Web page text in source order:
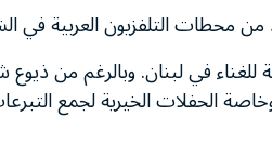
محطات التلفزيون العربية في
1989 بعد أن فاز في مسابقة للغناء في لبنان.
الحفلات الخيرية لجمع